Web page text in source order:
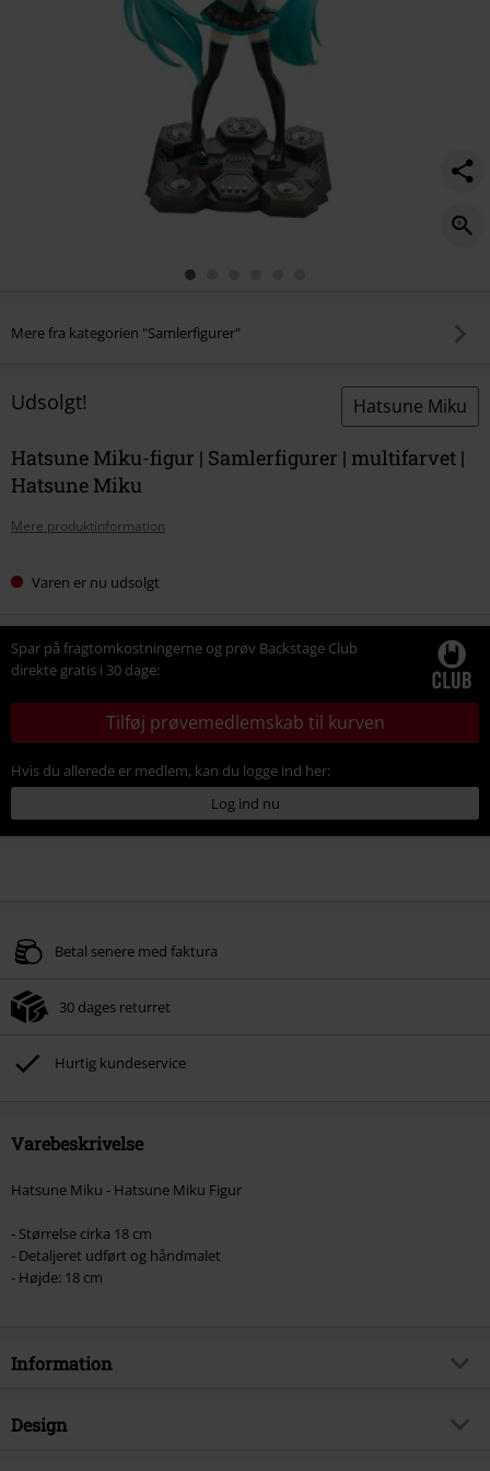
Mere fra kategorien "Samlerfigurer"
Udsolgt! Hatsune Miku
Hatsune Miku-figur | Samlerfigurer | multifarvet |
Hatsune Miku
Mere produktinformation
Varen er nu udsolgt
Spar på fragtomkostningerne og prøv Backstage Club
direkte gratis i 30 dage:
Tilføj prøvemedlemskab til kurven
Hvis du allerede er medlem, kan du logge ind her:
Log ind nu
Betal senere med faktura
30 dages returret
Hurtig kundeservice
Varebeskrivelse
Hatsune Miku - Hatsune Miku Figur
- Størrelse cirka 18 cm
- Detaljeret udført og håndmalet
- Højde: 18 cm
Information
Artikelnr.
Design